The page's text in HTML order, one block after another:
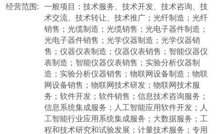
经营范围: 一般项目：技术服务、技术开发、技术咨询、技
术交流、技术转让、技术推广；光纤制造；光纤
销售；光缆制造；光缆销售；光电子器件制造；
光电子器件销售；光学仪器制造；光学仪器销
售；仪器仪表制造；仪器仪表销售；智能仪器仪
表制造；智能仪器仪表销售；实验分析仪器制
造；实验分析仪器销售；物联网设备制造；物联
网设备销售；物联网技术研发；物联网技术服
务；软件开发；软件销售；信息技术咨询服务；
信息系统集成服务；人工智能应用软件开发；人
工智能行业应用系统集成服务；大数据服务；工
程和技术研究和试验发展；计量技术服务；专用